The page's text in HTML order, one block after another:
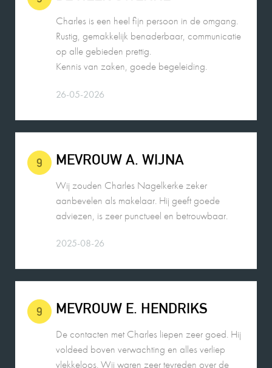
op alle gebieden prettig.
Kennis van zaken, goede begeleiding.
26-05-2026
MEVROUW A. WIJNA
aanbevelen als makelaar. Hij geeft goede
adviezen, is zeer punctueel en betrouwbaar.
2025-08-26
MEVROUW E. HENDRIKS
voldeed boven verwachting en alles verliep
vlekkeloos. Wij waren zeer tevreden over de
gehele samenwerking en zouden Charles als
makelaar zeker aanbevelen!!